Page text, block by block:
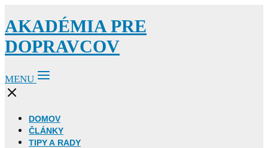
AKADÉMIA PRE
DOPRAVCOV
MENU
DOMOV
ČLÁNKY
TIPY A RADY